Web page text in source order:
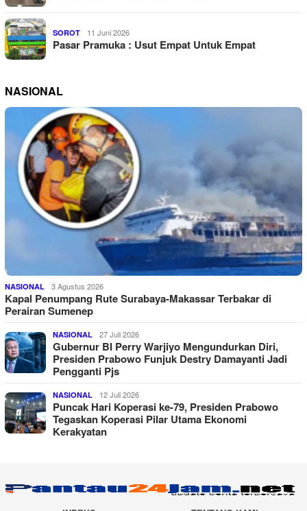
SOROT 11 Juni 2026
Pasar Pramuka : Usut Empat Untuk Empat
NASIONAL
NASIONAL 3 Agustus 2026
Kapal Penumpang Rute Surabaya-Makassar Terbakar di
Perairan Sumenep
NASIONAL 27 Juli 2026
Gubernur BI Perry Warjiyo Mengundurkan Diri,
Presiden Prabowo Funjuk Destry Damayanti Jadi
Pengganti Pjs
NASIONAL 12 Juli 2026
Puncak Hari Koperasi ke-79, Presiden Prabowo
Tegaskan Koperasi Pilar Utama Ekonomi
Kerakyatan